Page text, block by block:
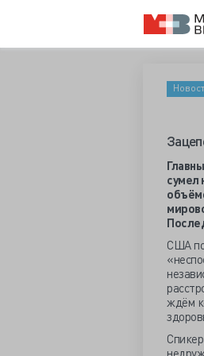
сумел
США
ждём